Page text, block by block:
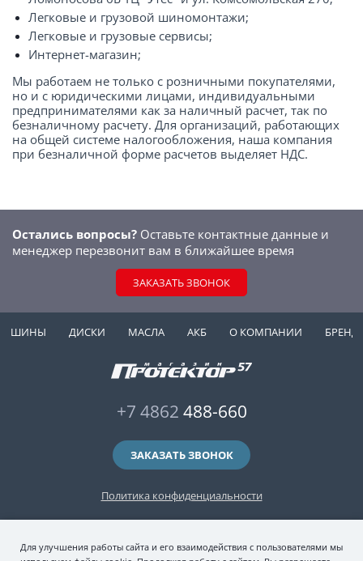
Легковые и грузовой шиномонтажи;
Легковые и грузовые сервисы;
Интернет-магазин;
Мы работаем не только с розничными покупателями,
но и с юридическими лицами, индивидуальными
предпринимателями как за наличный расчет, так по
безналичному расчету. Для организаций, работающих
на общей системе налогообложения, наша компания
при безналичной форме расчетов выделяет НДС.
Остались вопросы? Оставьте контактные данные и
менеджер перезвонит вам в ближайшее время
ЗАКАЗАТЬ ЗВОНОК
ШИНЫ ДИСКИ МАСЛА АКБ О КОМПАНИИ
Политика конфиденциальности
+7 4862 488-660
ЗАКАЗАТЬ ЗВОНОК
2006-2026 © интернет-магазин "Протектор 57" — автомобильные шины
(зимние и летние шины), колесные диски, шиномонтаж и хранение шин.
Для улучшения работы сайта и его взаимодействия с пользователями мы